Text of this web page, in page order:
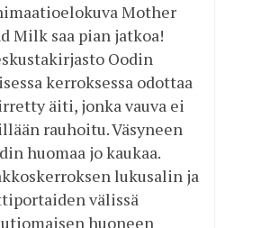
Mother
Milk saa pian jatkoa!
Oodin
kerroksessa odottaa
äiti, jonka vauva ei
rauhoitu. Väsyneen
huomaa jo kaukaa.
lukusalin ja
välissä
huoneen